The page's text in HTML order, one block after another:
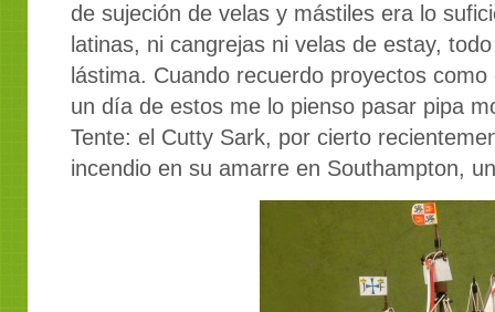
de sujeción de velas y mástiles era lo
latinas, ni cangrejas ni velas de estay,
lástima. Cuando recuerdo proyectos
un día de estos me lo pienso pasar pipa
Tente: el Cutty Sark, por cierto
incendio en su amarre en Southampton,